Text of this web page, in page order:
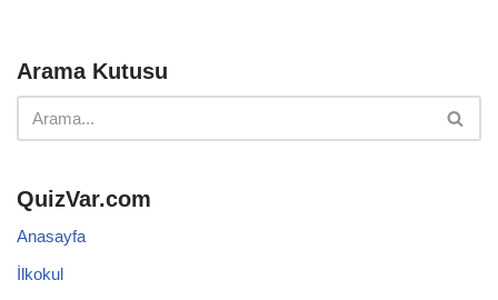
Arama Kutusu
QuizVar.com
Anasayfa
İlkokul